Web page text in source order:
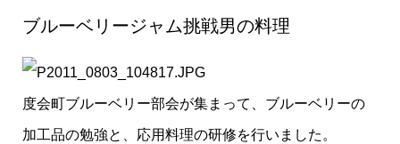
ブルーベリージャム挑戦男の料理
度会町ブルーベリー部会が集まって、ブルーベリーの
加工品の勉強と、応用料理の研修を行いました。